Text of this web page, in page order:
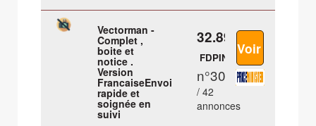
Vectorman -
Complet ,
boite et
notice .
Version
FrancaiseEnvoi
rapide et
soignée en
suivi
32.89 €
FDPIN
n°30
/ 42
annonces